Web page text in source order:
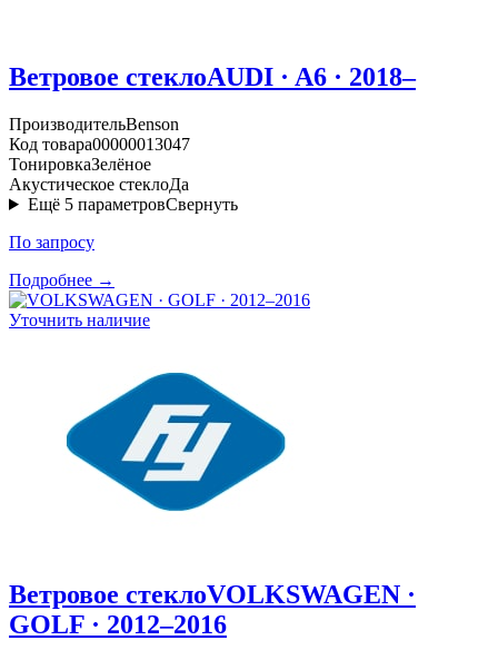
Ветровое стеклоAUDI · A6 · 2018–
ПроизводительBenson
Код товара00000013047
ТонировкаЗелёное
Акустическое стеклоДа
Ещё 5 параметровСвернуть
По запросу
Подробнее →
Уточнить наличие
Ветровое стеклоVOLKSWAGEN ·
GOLF · 2012–2016